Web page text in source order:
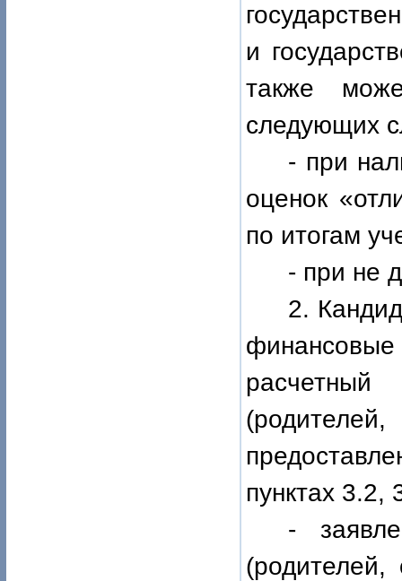
и
также
следующих
- при
оценок
по итогам
- при не
2.
расчетный
пунктах 3.2,
-